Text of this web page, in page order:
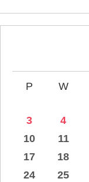
P W
3
4
10
11
17
18
24
25